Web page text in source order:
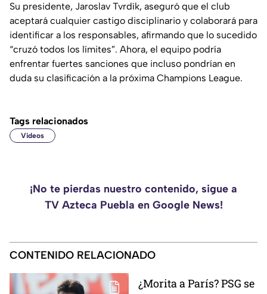
Su presidente, Jaroslav Tvrdík, aseguró que el club
aceptará cualquier castigo disciplinario y colaborará para
identificar a los responsables, afirmando que lo sucedido
“cruzó todos los límites”. Ahora, el equipo podría
enfrentar fuertes sanciones que incluso pondrían en
duda su clasificación a la próxima Champions League.
Tags relacionados
Videos
¡No te pierdas nuestro contenido, sigue a
TV Azteca Puebla en Google News!
CONTENIDO RELACIONADO
¿Morita a París? PSG se